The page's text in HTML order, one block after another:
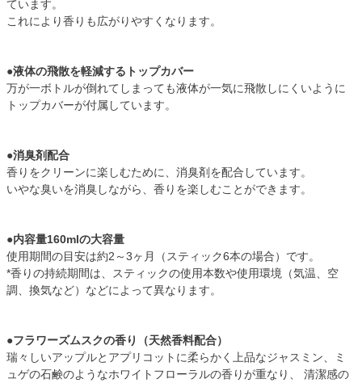
ています。
これにより香りも広がりやすくなります。
●液体の飛散を軽減するトップカバー
万が一ボトルが倒れてしまっても液体が一気に飛散しにくいように
トップカバーが付属しています。
●消臭剤配合
香りをクリーンに楽しむために、消臭剤を配合しています。
いやな臭いを消臭しながら、香りを楽しむことができます。
●内容量160mlの大容量
使用期間の目安は約2～3ヶ月（スティック6本の場合）です。
*香りの持続期間は、スティックの使用本数や使用環境（気温、空
調、換気など）などによって異なります。
●フラワーズムスクの香り（天然香料配合）
瑞々しいアップルとアプリコットに柔らかく上品なジャスミン、ミ
ュゲの石鹸のようなホワイトフローラルの香りが重なり、 清潔感の